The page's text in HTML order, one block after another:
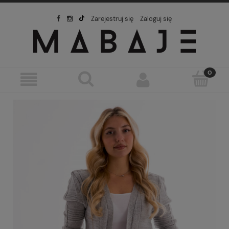
Zarejestruj się Zaloguj się